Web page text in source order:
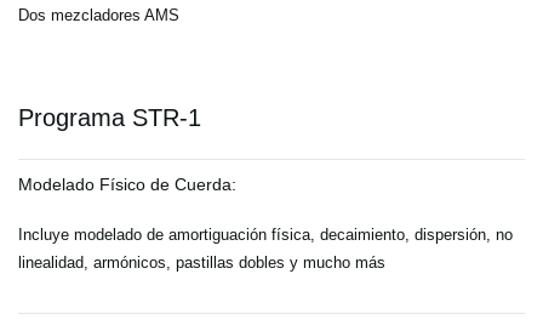
Dos mezcladores AMS
Programa STR-1
Modelado Físico de Cuerda:
Incluye modelado de amortiguación física, decaimiento, dispersión, no
linealidad, armónicos, pastillas dobles y mucho más